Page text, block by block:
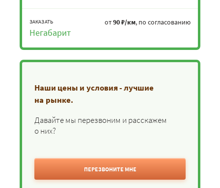
ЗАКАЗАТЬ
Негабарит
от90 ₽/км, по согласованию
Наши цены и условия - лучшие
на рынке.
Давайте мы перезвоним и расскажем
о них?
ПЕРЕЗВОНИТЕ МНЕ